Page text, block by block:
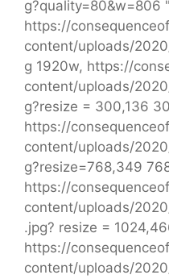
g?quality=80&w=806
https://
content/uploads/
g 1920w, https://
content/uploads/
g?resize = 300,136
https://
content/uploads/
g?resize=768,349
https://
content/uploads/
.jpg? resize =
https://
content/uploads/